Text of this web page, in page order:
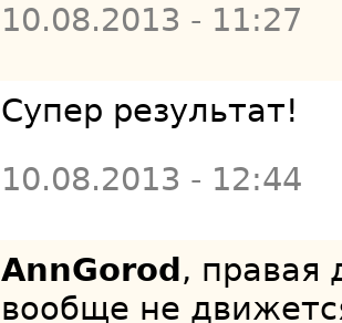
10.08.2013 - 11:27
Супер результат!
10.08.2013 - 12:44
AnnGorod , правая
вообще не